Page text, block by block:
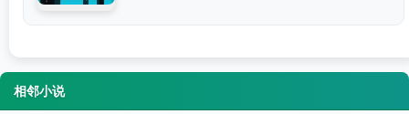
相邻小说